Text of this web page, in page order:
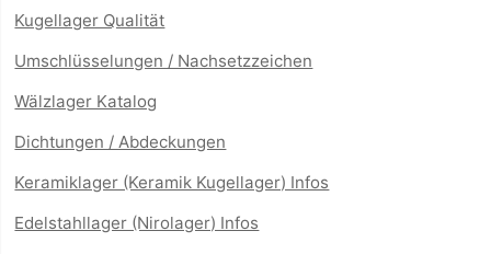
Kugellager Qualität
Umschlüsselungen / Nachsetzzeichen
Wälzlager Katalog
Dichtungen / Abdeckungen
Keramiklager (Keramik Kugellager) Infos
Edelstahllager (Nirolager) Infos